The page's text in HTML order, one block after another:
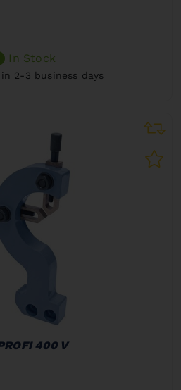
In Stock
2-3 business days
400 V